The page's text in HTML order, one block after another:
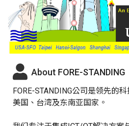
About FORE-STANDING
FORE-STANDING公司是领先的
美国、台湾及东南亚国家。